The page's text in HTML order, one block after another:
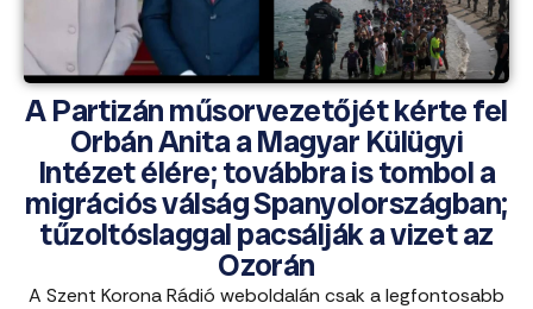
A Partizán műsorvezetőjét kérte fel
Orbán Anita a Magyar Külügyi
Intézet élére; továbbra is tombol a
migrációs válság Spanyolországban;
tűzoltóslaggal pacsálják a vizet az
Ozorán
A Szent Korona Rádió weboldalán csak a legfontosabb